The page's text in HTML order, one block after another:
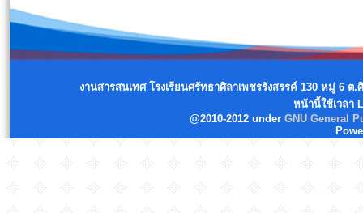
งานสารสนเทศ โรงเรียนศรัทธาศิลาเพชรรังสรรค์ 130 หมู่ 6
หน้านี้ใช้เวลา
@2010-2012 under GNU General